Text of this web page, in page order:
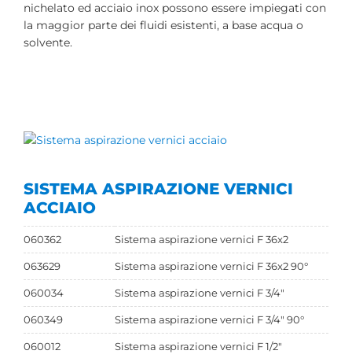
nichelato ed acciaio inox possono essere impiegati con
la maggior parte dei fluidi esistenti, a base acqua o
solvente.
SISTEMA ASPIRAZIONE VERNICI
ACCIAIO
060362 Sistema aspirazione vernici F 36x2
063629 Sistema aspirazione vernici F 36x2 90°
060034 Sistema aspirazione vernici F 3/4"
060349 Sistema aspirazione vernici F 3/4" 90°
060012 Sistema aspirazione vernici F 1/2"